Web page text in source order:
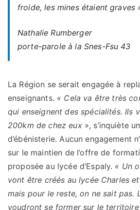
froide, les mines étaient graves
Nathalie Rumberger
porte-parole à la Snes-Fsu 43
La Région se serait engagée à
enseignants. « Cela va être très
qui enseignent des spécialités. Ils
200km de chez eux », s’inquiète
d’ébénisterie. Aucun engagement
sur le maintien de l’offre de
proposée au lycée d’Espaly. « Un
vont être créés au lycée Charles
mais pour le reste, on ne sait pas.
voudront se former sur le